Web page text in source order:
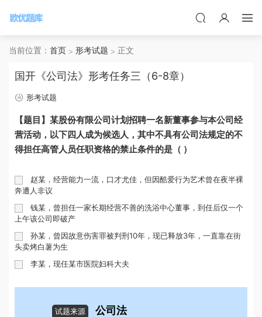
当前位置： 首页 形考试题 正文
国开《公司法》形考任务三（6-8章）
形考试题
【题目】某股份有限公司计划招聘一名新董事参与本公司经
营活动，以下四人成为候选人，其中不具有公司法规定的不
得担任高管人员任职资格的禁止条件的是（ ）
赵某，经营能力一流，口才尤佳，但因酷爱行为艺术曾在夜半裸
奔遭人非议
钱某，曾担任一家长期经营不善的洗浴中心董事，到任后仅一个
上午该公司即破产
孙某，曾因故意伤害罪被判刑10年，现已释放3年，一直靠在街
头卖烤白薯为生
李某，现任某市医院妇科大夫
试题来源 公司法